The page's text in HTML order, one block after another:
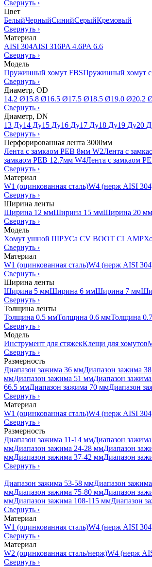
Свернуть ›
Цвет
БелыйЧерныйСинийСерыйКремовый
Свернуть ›
Материал
AISI 304AISI 316PA 4.6PA 6.6
Свернуть ›
Модель
Пружинный хомут FBSПружинный хомут с
Свернуть ›
Диаметр, OD
14.2 Ø15.8 Ø16.5 Ø17.5 Ø18.5 Ø19.0 Ø20.2
Свернуть ›
Диаметр, DN
13 Ду14 Ду15 Ду16 Ду17 Ду18 Ду19 Ду20
Свернуть ›
Перфорированная лента 3000мм
Лента с замкаом PEB 8мм W2Лента с
замкаом PEB 12.7мм W4Лента с замкаом
Свернуть ›
Материал
W1 (оцинкованная сталь)W4 (нерж AISI
Свернуть ›
Ширина ленты
Ширина 12 ммШирина 15 ммШирина 20 мм
Свернуть ›
Модель
Хомут ушной ШРУСа CV BOOT CLAMP
Свернуть ›
Материал
W1 (оцинкованная сталь)W4 (нерж AISI
Свернуть ›
Ширина ленты
Ширина 5 ммШирина 6 ммШирина 7 мм
Свернуть ›
Толщина ленты
Толщина 0.5 ммТолщина 0.6 ммТолщина
Свернуть ›
Модель
Инструмент для стяжекКлещи для хомутов
Свернуть ›
Размерность
Диапазон зажима 36 ммДиапазон зажима
ммДиапазон зажима 51 ммДиапазон
66.5 ммДиапазон зажима 70 ммДиапазон
Свернуть ›
Материал
W1 (оцинкованная сталь)W4 (нерж AISI
Свернуть ›
Размерность
Диапазон зажима 11-14 ммДиапазон
ммДиапазон зажима 24-28 ммДиапазон
ммДиапазон зажима 37-42 ммДиапазон
Свернуть ›
Диапазон зажима 53-58 ммДиапазон
ммДиапазон зажима 75-80 ммДиапазон
ммДиапазон зажима 108-115 ммДиапазон
Свернуть ›
Материал
W1 (оцинкованная сталь)W4 (нерж AISI
Свернуть ›
Материал
W2 (оцинкованная сталь/нерж)W4 (нерж
Свернуть ›